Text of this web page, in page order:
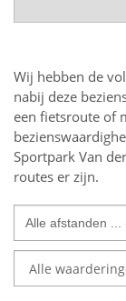
Wij hebben de
nabij deze
een fietsroute of
Sportpark Van
routes er zijn.
Alle afstanden ...